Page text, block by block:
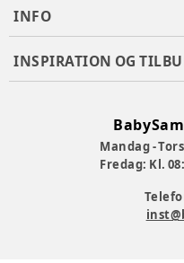
INFO
INSPIRATION OG
Mandag -
Fredag: Kl.